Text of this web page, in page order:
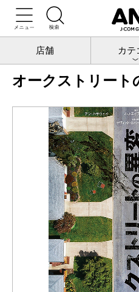
店舗 カテ
トップ チケットポート
オークストリート